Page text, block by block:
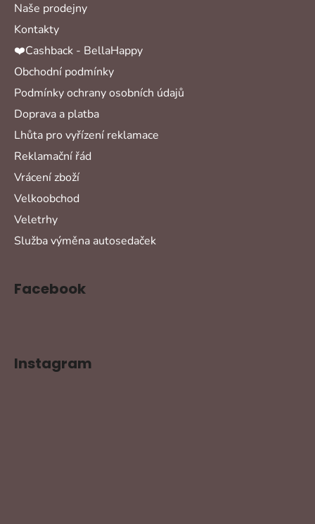
Naše prodejny
Kontakty
❤️Cashback - BellaHappy
Obchodní podmínky
Podmínky ochrany osobních údajů
Doprava a platba
Lhůta pro vyřízení reklamace
Reklamační řád
Vrácení zboží
Velkoobchod
Veletrhy
Služba výměna autosedaček
Facebook
Instagram